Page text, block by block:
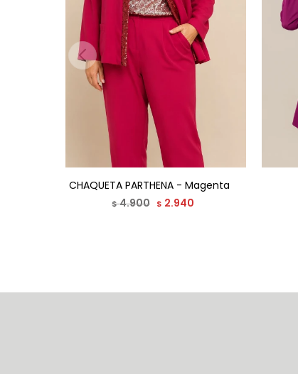
CHAQUETA PARTHENA - Magenta
$4.900 $ 2.940